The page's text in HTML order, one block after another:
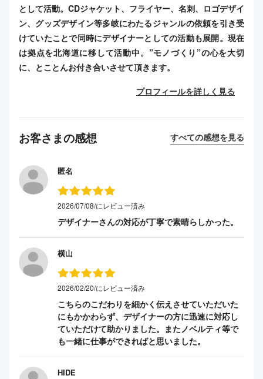
として活動。CDジャケット、フライヤー、名刺、ロゴデザイ
ン、グッズデザイン等多岐にわたるジャンルの依頼を引き受
けていたことで同時にデザイナーとしての活動も展開。現在
は拠点を北海道に移して活動中。”モノづくり”の心を大切
に、とことんお付き合いさせて頂きます。
プロフィールを詳しく見る
お客さまの感想 すべての感想を見る
匿名
2026/07/08/にレビュー済み
デザイナーさんの対応が丁寧で素晴らしかった。
横山
2026/02/20/にレビュー済み
こちらのこだわりを細かく伝えさせていただいた
にもかかわらず、デザイナーの方に迅速に対応し
ていただけて助かりました。またノベルティ等で
も一緒に仕事ができればと思いました。
HIDE